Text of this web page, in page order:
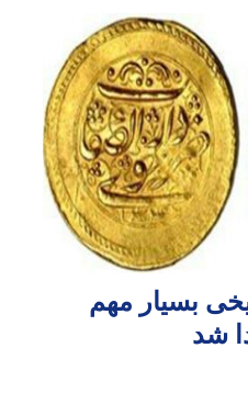
بسیار مهم
شد